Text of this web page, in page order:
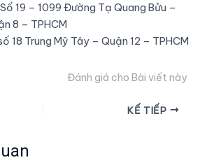
19 – 1099 Đường Tạ Quang Bửu –
8 – TPHCM
18 Trung Mỹ Tây – Quận 12 – TPHCM
Đánh giá cho Bài viết này
KẾ TIẾP